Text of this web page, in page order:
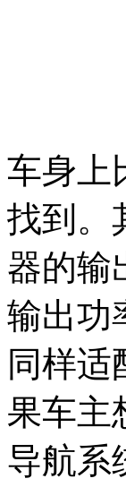
车身上
找到。
器的输
输出功
同样适
果车主
导航系